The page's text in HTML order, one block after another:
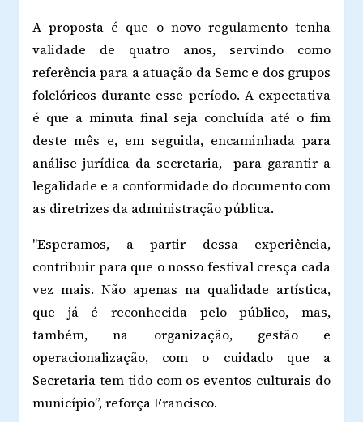
A proposta é que o novo regulamento tenha
validade de quatro anos, servindo como
referência para a atuação da Semc e dos grupos
folclóricos durante esse período. A expectativa
é que a minuta final seja concluída até o fim
deste mês e, em seguida, encaminhada para
análise jurídica da secretaria, para garantir a
legalidade e a conformidade do documento com
as diretrizes da administração pública.
"Esperamos, a partir dessa experiência,
contribuir para que o nosso festival cresça cada
vez mais. Não apenas na qualidade artística,
que já é reconhecida pelo público, mas,
também, na organização, gestão e
operacionalização, com o cuidado que a
Secretaria tem tido com os eventos culturais do
município”, reforça Francisco.